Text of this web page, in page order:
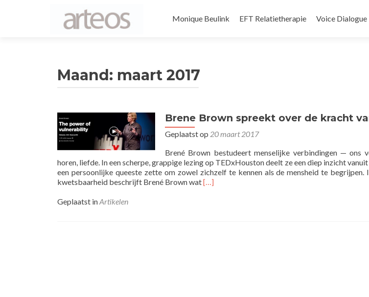
Monique Beulink
EFT Relatietherapie Voice Dialogue
Maand: maart 2017
Brene Brown spreekt over de kracht
Geplaatst op 20 maart 2017
Brené Brown bestudeert menselijke verbindingen — ons
horen, liefde. In een scherpe, grappige lezing op TEDxHouston deelt ze een diep inzicht
een persoonlijke queeste zette om zowel zichzelf te kennen als de mensheid te
kwetsbaarheid beschrijft Brené Brown watLees
[…]
Geplaatst inArtikelen